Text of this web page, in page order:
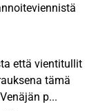
että vientitullit
tämä
p...